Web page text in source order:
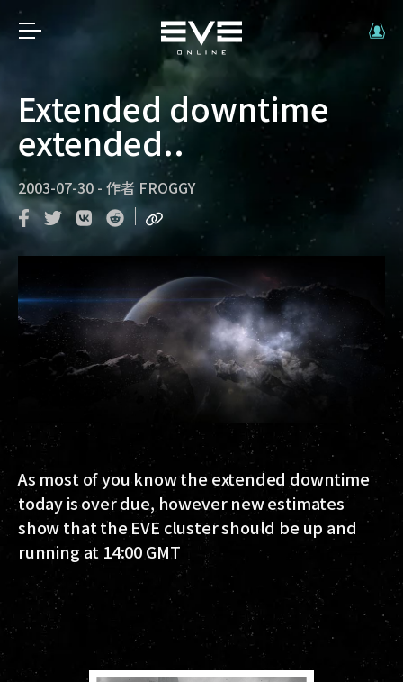
Extended downtime
extended..
2003-07-30 - 作者 FROGGY
As most of you know the extended downtime
today is over due, however new estimates
show that the EVE cluster should be up and
running at 14:00 GMT